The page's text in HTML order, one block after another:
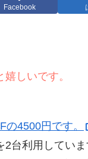
Facebook
しいです。
4500円です。
台利用してい